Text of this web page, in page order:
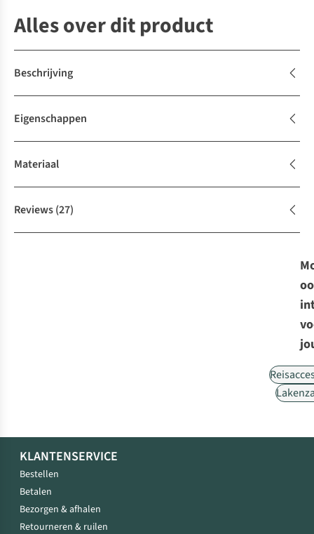
Alles over dit product
Beschrijving
Eigenschappen
Materiaal
Reviews(27)
KLANTENSERVICE
Bestellen
Betalen
Bezorgen & afhalen
Retourneren & ruilen